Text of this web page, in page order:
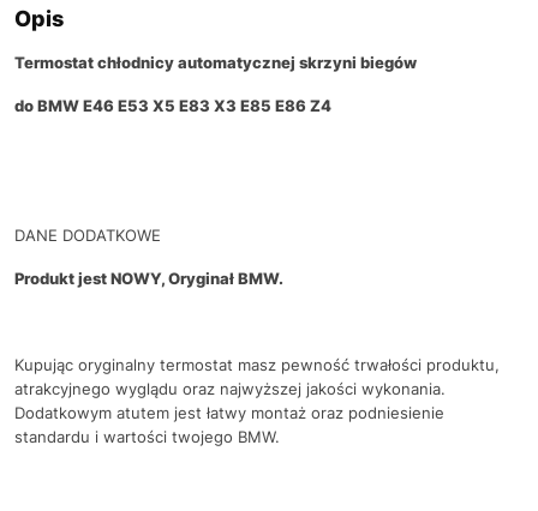
Opis
Termostat chłodnicy automatycznej skrzyni biegów
do BMW E46 E53 X5 E83 X3 E85 E86 Z4
DANE DODATKOWE
Produkt jest NOWY, Oryginał BMW.
Kupując oryginalny termostat masz pewność trwałości produktu,
atrakcyjnego wyglądu oraz najwyższej jakości wykonania.
Dodatkowym atutem jest łatwy montaż oraz podniesienie
standardu i wartości twojego BMW.